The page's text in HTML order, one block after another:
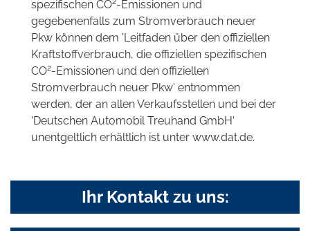
spezifischen CO -Emissionen und
gegebenenfalls zum Stromverbrauch neuer
Pkw können dem 'Leitfaden über den offiziellen
Kraftstoffverbrauch, die offiziellen spezifischen
CO2-Emissionen und den offiziellen
Stromverbrauch neuer Pkw' entnommen
werden, der an allen Verkaufsstellen und bei der
'Deutschen Automobil Treuhand GmbH'
unentgeltlich erhältlich ist unter www.dat.de.
Ihr Kontakt zu uns: